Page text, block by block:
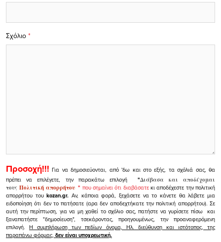
Σχόλιο *
Προσοχή!!! Για να δημοσιεύονται, από 'δω και στο εξής, τα σχόλιά σας, θα
πρέπει να επιλέγετε, την παρακάτω επιλογή
"Διάβασα και αποδέχομαι
τουςΠολιτική απορρήτου" που σημαίνει ότι διαβάσατεκι αποδέχεστε την πολιτική
απορρήτου τουkozan.gr. Αν, κάποια φορά, ξεχάσετε να το κάνετε θα λάβετε μια
ειδοποίηση ότι δεν το πατήσατε (αρα δεν αποδεχτήκατε την πολιτική απορρήτου). Σε
αυτή την περίπτωση, για να μη χαθεί το σχόλιο σας, πατήστε να γυρίσετε πίσω και
ξαναπατήστε "δημοσίευση", τσεκάροντας, προηγουμένως, την προαναφερόμενη
επιλογή.Η συμπλήρωση των πεδίων όνομα, Ηλ. διεύθυνση και ιστότοπος, της
παραπάνω φόρμας, δεν είναι υποχρεωτική.